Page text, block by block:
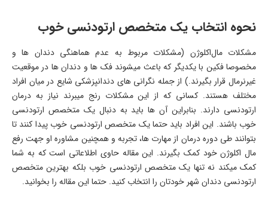
نحوه انتخاب یک متخصص ارتودنسی خوب
مشکلات مال‌اکلوژن (مشکلات مربوط به عدم هماهنگی دندان ها و
مخصوصا فکین با یکدیگر که باعث میشوند فک ها و دندان ها در موقعیت
غیرنرمال قرار بگیرند.) از جمله نگرانی های دندانپزشکی شایع در میان افراد
مختلف هستند. کسانی که از این مشکلات رنج میبرند نیاز به درمان
ارتودنسی دارند. بنابراین آن ها باید به دنبال یک متخصص ارتودنسی
خوب باشند. این افراد باید حتما یک متخصص ارتودنسی خوب پیدا کنند تا
بتوانند طی دوره درمان از مهارت ها، تجربه و همچنین مشاوره او جهت رفع
مال اکلوژن خود کمک بگیرند. این مقاله حاوی اطلاعاتی است که به شما
کمک میکند نه تنها یک متخصص ارتودنسی خوب بلکه بهترین متخصص
ارتودنسی دندان شهر خودتان را انتخاب کنید. حتما این مقاله را بخوانید.